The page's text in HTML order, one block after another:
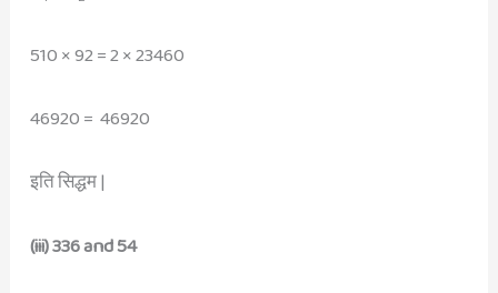
510 × 92 = 2 × 23460
46920 = 46920
इति सिद्धम |
(iii) 336 and 54